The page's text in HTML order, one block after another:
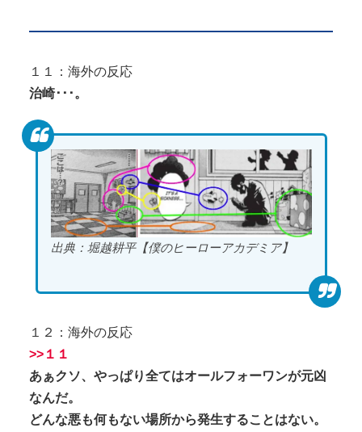
１１：海外の反応
治崎･･･。
出典：堀越耕平【僕のヒーローアカデミア】
１２：海外の反応
>>１１
あぁクソ、やっぱり全てはオールフォーワンが元凶
なんだ。
どんな悪も何もない場所から発生することはない。